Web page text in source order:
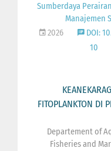
Sumberdaya
Manajemen
2026
DOI:
10
FITOPLANKTON DI
Departement of
Fisheries and